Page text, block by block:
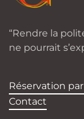
“Rendre la
ne pourrait
Réservation par
Contact